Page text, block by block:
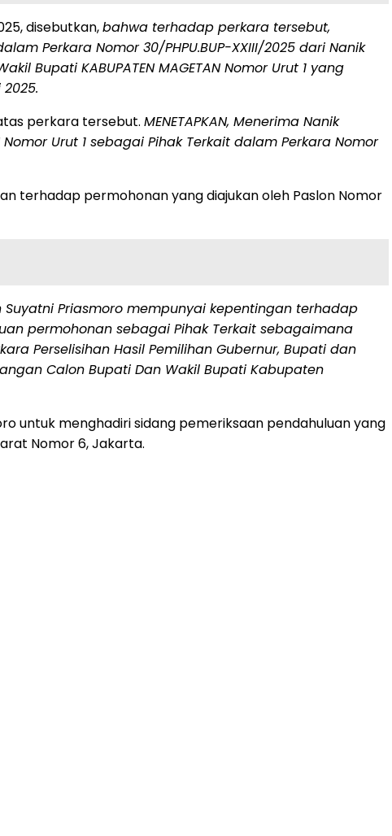
disebutkan,bahwa terhadap perkara tersebut,
Perkara Nomor 30/PHPU.BUP-XXIII/2025 dari Nanik
Bupati KABUPATEN MAGETAN Nomor Urut 1 yang
perkara tersebut. MENETAPKAN, Menerima Nanik
Urut 1 sebagai Pihak Terkait dalam Perkara Nomor
terhadap permohonan yang diajukan oleh Paslon Nomor
Suyatni Priasmoro mempunyai kepentingan terhadap
permohonan sebagai Pihak Terkait sebagaimana
Perselisihan Hasil Pemilihan Gubernur, Bupati dan
Calon Bupati Dan Wakil Bupati Kabupaten
untuk menghadiri sidang pemeriksaan pendahuluan yang
Nomor 6, Jakarta.